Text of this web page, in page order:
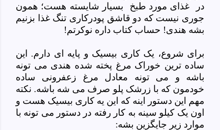
در غذای مورد طبخ بسیار شایسته هست؛ همون
جوری نیست که دو قاشق پودرکاری تنگ غذا بزنیم
بشه هندی! حساب کتاب داره نوکرتم!
برای شروع، یک کاری بیسیک و پایه ای دارم. این
ساده ترین خوراک مرغ پخته شده هندی می تونه
باشه و می تونه معادل مرغ زعفرونی ساده
خودمون که با زرشک پلو صرف می شه باشه. نکته
مهم این دستور اینه که این یه کاری بیسیک هست و
اون یک کیلو سینه به کار رفته در دستور می تونه با
موارد زیر جایگزین بشه: